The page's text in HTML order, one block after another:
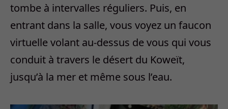
tombe à intervalles réguliers. Puis, en
entrant dans la salle, vous voyez un faucon
virtuelle volant au-dessus de vous qui vous
conduit à travers le désert du Koweït,
jusqu’à la mer et même sous l’eau.